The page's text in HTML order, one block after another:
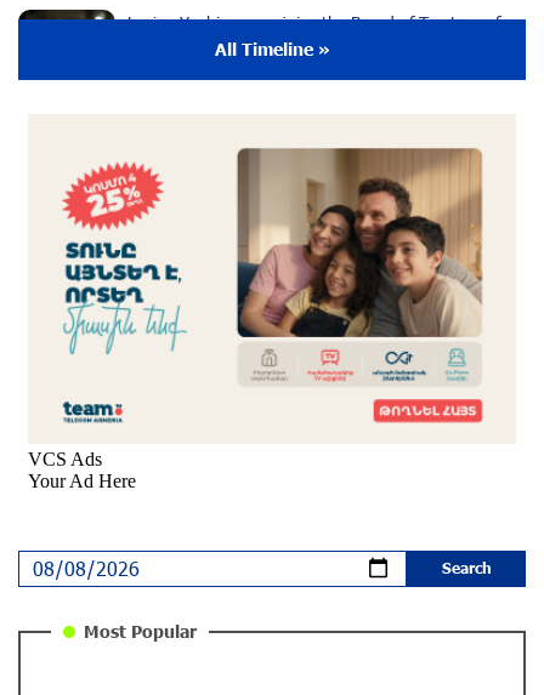
Lusine Yeghiazaryan joins the Board of Trustees of
the Music for the Future Foundation
9 months ago
Young Musician from the “Born in Artsakh”
Program, Arsen Safaryan, Performed at the
Anniversary Concert of the “Artis Futura”
Foundation with the Moscow “Russian
Philharmonia” Symphony Orchestra
9 months ago
Young Musicians of the “Born in Artsakh” Program
Bring the Voice of Artsakh to Moscow
9 months ago
The Sound of Artsakh in the USA
Educational Trip and First U.S. Concert of the Music
for Future Foundation’s Young Musicians
All Timeline »
Most Popular